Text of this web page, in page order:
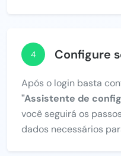
4 Configure
Após o login basta
"Assistente de
você seguirá os
dados necessários